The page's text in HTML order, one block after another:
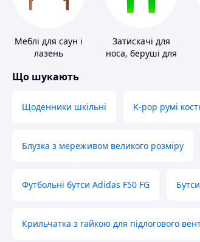
Меблі для саун і
лазень
Затискачі для
носа, беруші для
Що шукають
Щоденники шкільні K-pop румі
Блузка з мереживом великого розміру
Футбольні бутси Adidas F50 FG
Крильчатка з гайкою для підлогового